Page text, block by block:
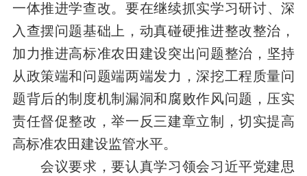
一体推进学查改。要在继续抓实学习研讨、深
入查摆问题基础上， 动真碰硬推进整改整治，
加力推进高标准农田建设突出问题整治 ， 坚持
从政策端和问题端两端发力，深挖工程质量问
题背后的制度机制漏洞和腐败作风问题，压实
责任督促整改，举一反三建章立制，切实提高
高标准农田建设监管水平。
会议要求，要认真学习领会习近平党建思